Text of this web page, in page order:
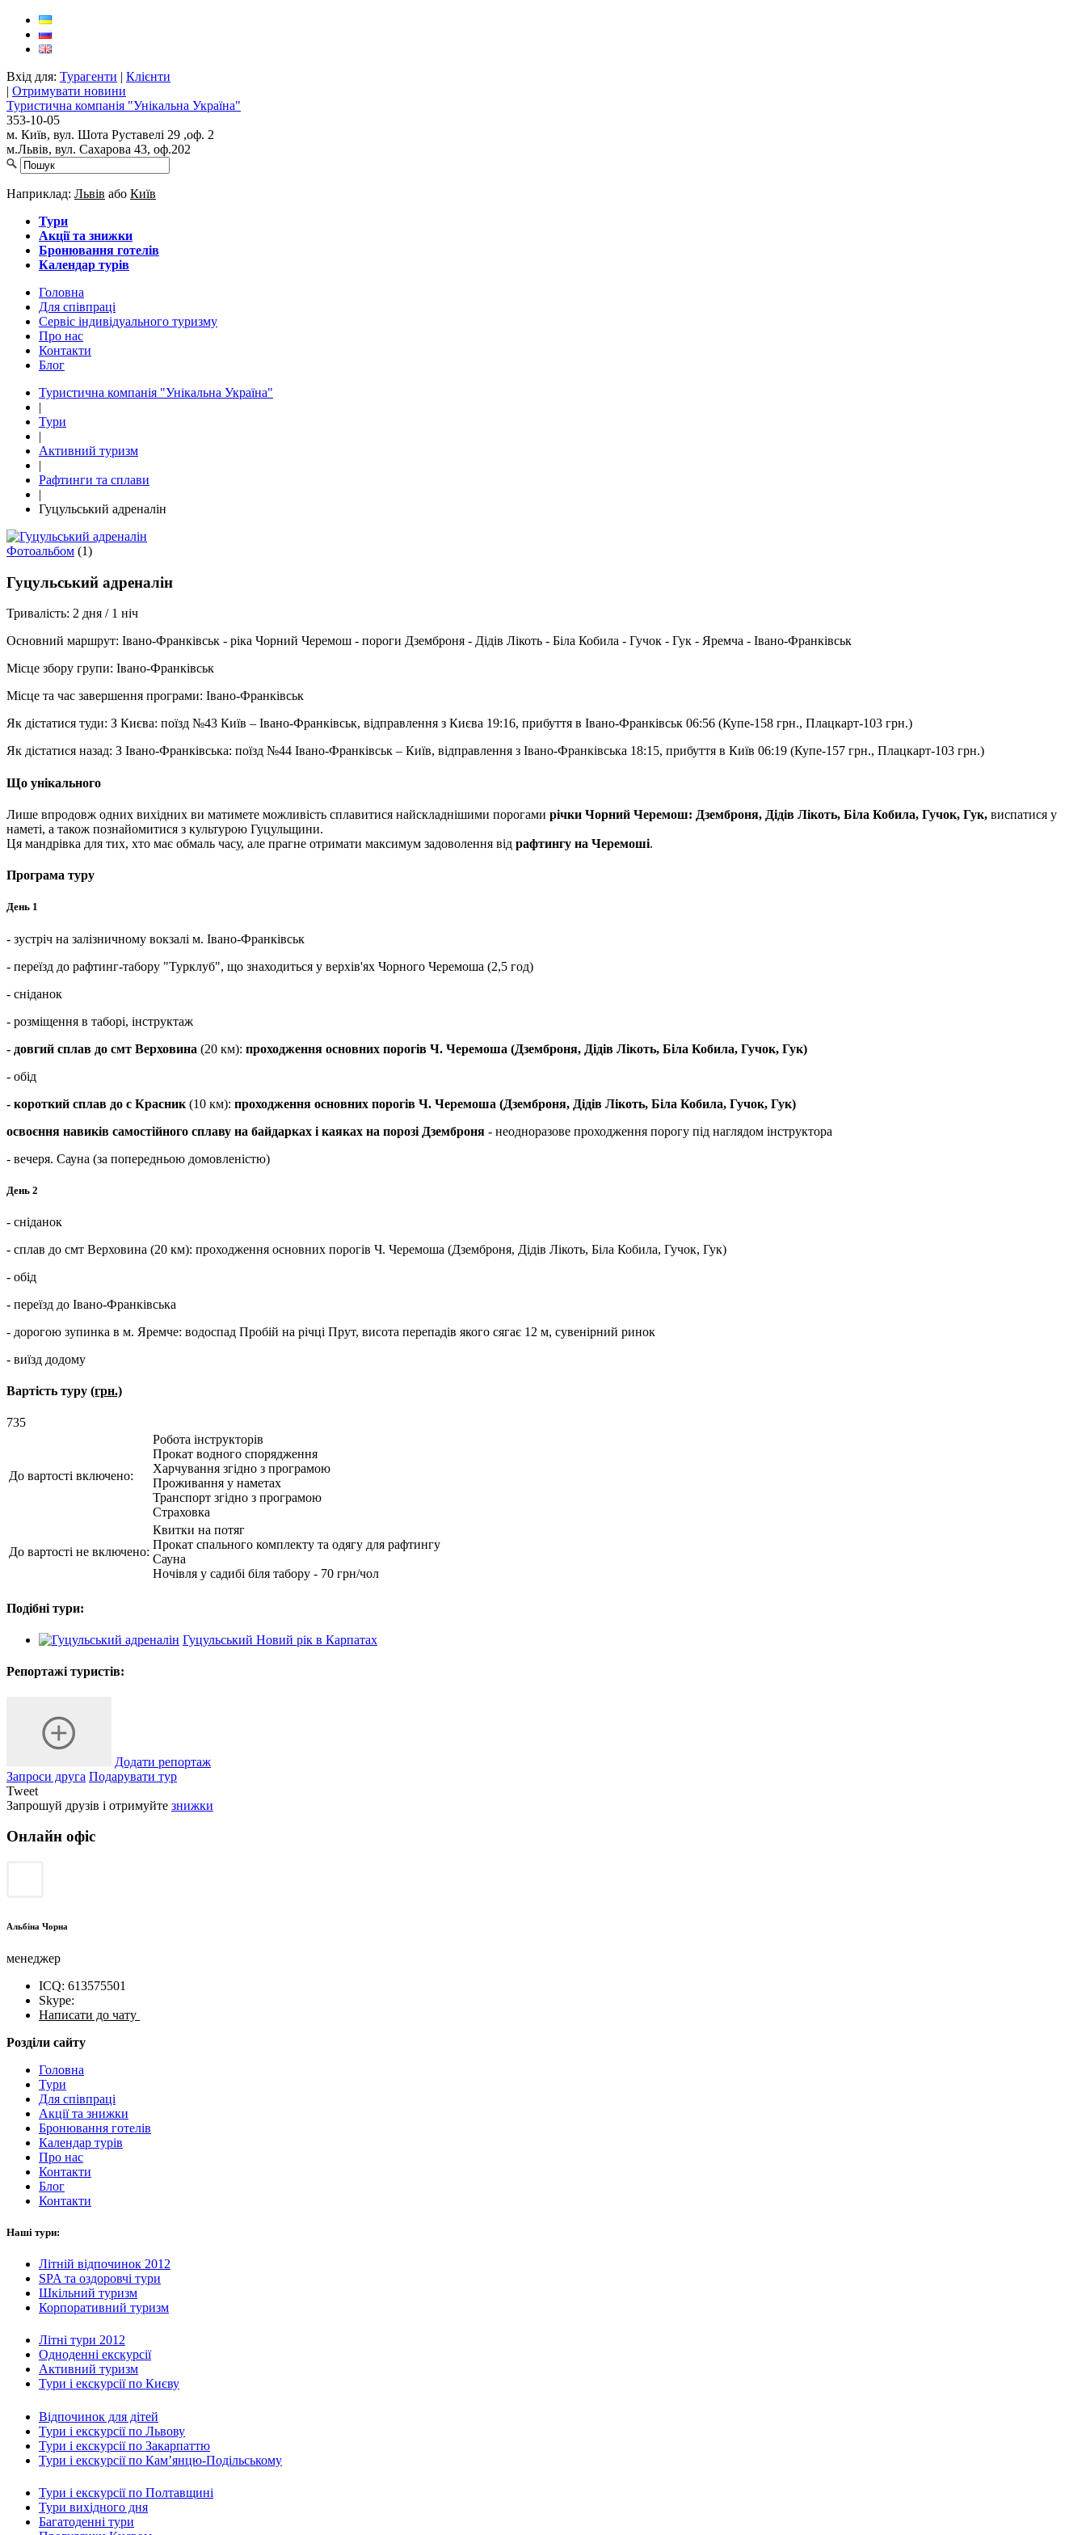
Вхід для: Турагенти | Клієнти
| Отримувати новини
Туристична компанія "Унікальна Україна"
353-10-05
м. Київ, вул. Шота Руставелі 29 ,оф. 2
м.Львів, вул. Сахарова 43, оф.202
Наприклад: Львів або Київ
Тури
Акції та знижки
Бронювання готелів
Календар турів
Головна
Для cпівпраці
Сервіс індивідуального туризму
Про нас
Контакти
Блог
Туристична компанія "Унікальна Україна"
|
Тури
|
Активний туризм
|
Рафтинги та сплави
|
Гуцульський адреналін
Фотоальбом (1)
Гуцульський адреналін
Тривалiсть: 2 дня / 1 ніч
Основний маршрут: Івано-Франківськ - ріка Чорний Черемош - пороги Дземброня - Дідів Лікоть - Біла Кобила - Гучок - Гук - Яремча - Івано-Франківськ
Місце збору групи: Івано-Франківськ
Місце та час завершення програми: Івано-Франківськ
Як дістатися туди: З Києва: поїзд №43 Київ – Івано-Франківськ, відправлення з Києва 19:16, прибуття в Івано-Франківськ 06:56 (Купе-158 грн., Плацкарт-103 грн.)
Як дістатися назад: З Івано-Франківська: поїзд №44 Івано-Франківськ – Київ, відправлення з Івано-Франківська 18:15, прибуття в Київ 06:19 (Купе-157 грн., Плацкарт-103 грн.)
Що унікального
Лише впродовж одних вихідних ви матимете можливість сплавитися найскладнішими порогами річки Чорний Черемош: Дземброня, Дідів Лікоть, Біла Кобила, Гучок, Гук, виспатися у
наметі, а також познайомитися з культурою Гуцульщини.
Ця мандрівка для тих, хто має обмаль часу, але прагне отримати максимум задоволення від рафтингу на Черемоші.
Програма туру
День 1
- зустріч на залізничному вокзалі м. Івано-Франківськ
- переїзд до рафтинг-табору "Турклуб", що знаходиться у верхів'ях Чорного Черемоша (2,5 год)
- сніданок
- розміщення в таборі, інструктаж
- довгий сплав до смт Верховина (20 км): проходження основних порогів Ч. Черемоша (Дземброня, Дідів Лікоть, Біла Кобила, Гучок, Гук)
- обід
- короткий сплав до с Красник (10 км): проходження основних порогів Ч. Черемоша (Дземброня, Дідів Лікоть, Біла Кобила, Гучок, Гук)
освоєння навиків самостійного сплаву на байдарках і каяках на порозі Дземброня - неодноразове проходження порогу під наглядом інструктора
- вечеря. Сауна (за попередньою домовленістю)
День 2
- сніданок
- сплав до смт Верховина (20 км): проходження основних порогів Ч. Черемоша (Дземброня, Дідів Лікоть, Біла Кобила, Гучок, Гук)
- обід
- переїзд до Івано-Франківська
- дорогою зупинка в м. Яремче: водоспад Пробій на річці Прут, висота перепадів якого сягає 12 м, сувенірний ринок
- виїзд додому
Вартість туру (грн.)
735
До вартості включено:
Робота інструкторів
Прокат водного спорядження
Харчування згідно з програмою
Проживання у наметах
Транспорт згідно з програмою
Страховка
До вартості не включено:
Квитки на потяг
Прокат спального комплекту та одягу для рафтингу
Сауна
Ночівля у садибі біля табору - 70 грн/чол
Подібні тури:
Гуцульський Новий рік в Карпатах
Репортажі туристів:
Додати репортаж
Запроси друга Подарувати тур
Tweet
Запрошуй друзів і отримуйте знижки
Онлайн офіс
Альбіна Чорна
менеджер
ICQ: 613575501
Skype:
Написати до чату
Розділи сайту
Головна
Тури
Для cпівпраці
Акції та знижки
Бронювання готелів
Календар турів
Про нас
Контакти
Блог
Контакти
Наші тури:
Літній відпочинок 2012
SPA та оздоровчі тури
Шкільний туризм
Корпоративний туризм
Літні тури 2012
Одноденні екскурсії
Активний туризм
Тури і екскурсії по Києву
Відпочинок для дітей
Тури і екскурсії по Львову
Тури і екскурсії по Закарпаттю
Тури і екскурсії по Кам’янцю-Подільському
Тури і екскурсії по Полтавщині
Тури вихідного дня
Багатоденні тури